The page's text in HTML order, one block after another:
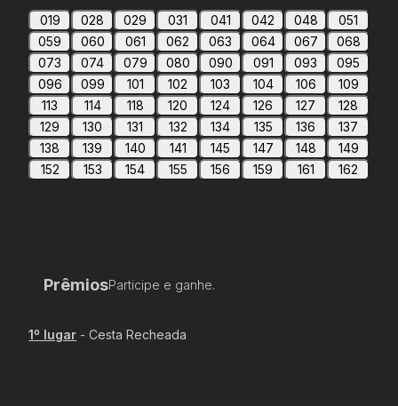
019 028 029 031 041 042 048
051
059
060 061 062 063 064 067
068
073
074 079 080 090 091 093
095
096
099 101 102 103 104 106
109
113
114 118 120 124 126 127
128
129
130 131 132 134 135 136
137
138
139 140 141 145 147 148
149
152
153 154 155 156 159 161 162
PrêmiosParticipe e ganhe.
1º lugar -Cesta Recheada